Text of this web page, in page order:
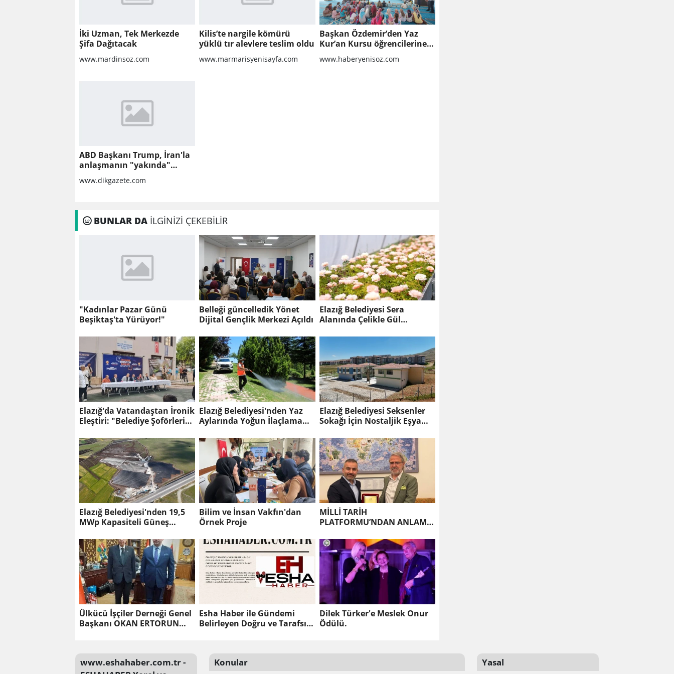
İki Uzman, Tek Merkezde
Şifa Dağıtacak
www.mardinsoz.com
Kilis’te nargile kömürü
yüklü tır alevlere teslim oldu
www.marmarisyenisayfa.com
Başkan Özdemir’den Yaz
Kur’an Kursu öğrencilerine
ziyaret
www.haberyenisoz.com
ABD Başkanı Trump, İran'la
anlaşmanın "yakında"
sağlanabileceğini söyledi
www.dikgazete.com
BUNLAR DA İLGİNİZİ ÇEKEBİLİR
"Kadınlar Pazar Günü
Beşiktaş'ta Yürüyor!"
Belleği güncelledik Yönet
Dijital Gençlik Merkezi Açıldı
Elazığ Belediyesi Sera
Alanında Çelikle Gül
Elazığ'da Vatandaştan İronik
Eleştiri: "Belediye Şoförleri
Elazığ Belediyesi'nden Yaz
Aylarında Yoğun İlaçlama
Elazığ Belediyesi Seksenler
Sokağı İçin Nostaljik Eşya
Elazığ Belediyesi'nden 19,5
MWp Kapasiteli Güneş
Bilim ve İnsan Vakfın'dan
Örnek Proje
MİLLİ TARİH
PLATFORMU’NDAN ANLAMLI
Ülkücü İşçiler Derneği Genel
Başkanı OKAN ERTORUN
Esha Haber ile Gündemi
Belirleyen Doğru ve Tarafsız
Dilek Türker'e Meslek Onur
Ödülü.
www.eshahaber.com.tr -
Konular Yasal